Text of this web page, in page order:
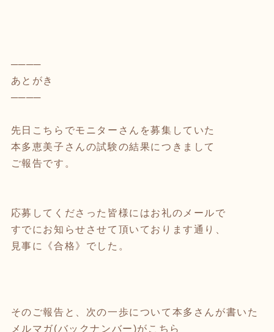
────
あとがき
────
先日こちらでモニターさんを募集していた
本多恵美子さんの試験の結果につきまして
ご報告です。
応募してくださった皆様にはお礼のメールで
すでにお知らせさせて頂いております通り、
見事に《合格》でした。
そのご報告と、次の一歩について本多さんが書いた
メルマガ(バックナンバー)がこちら